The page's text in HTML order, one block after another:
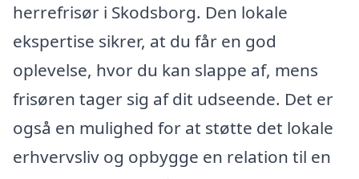
herrefrisør i Skodsborg. Den lokale
ekspertise sikrer, at du får en god
oplevelse, hvor du kan slappe af, mens
frisøren tager sig af dit udseende. Det er
også en mulighed for at støtte det lokale
erhvervsliv og opbygge en relation til en